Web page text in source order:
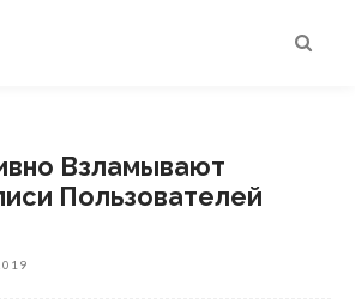
Взламывают
Пользователей